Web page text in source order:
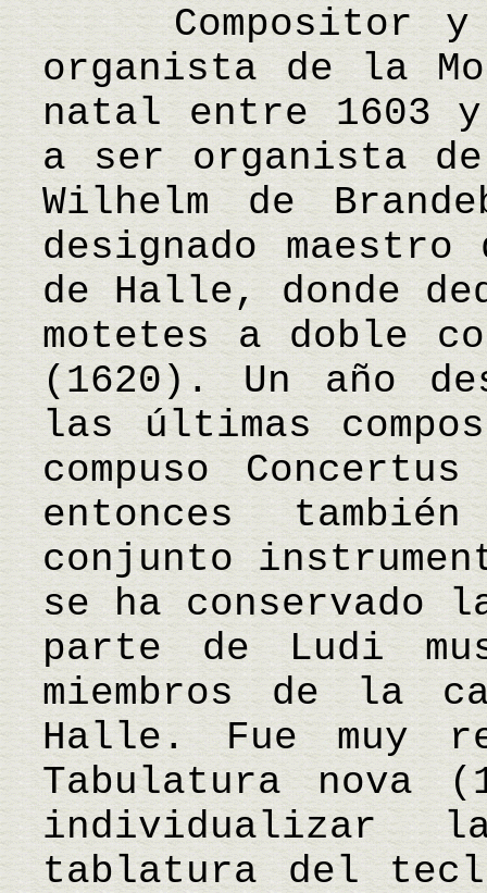
Compositor y
organista de la
natal entre 1603 y
a ser organista
Wilhelm de
designado
de Halle, donde
motetes a doble
(1620). Un año
las últimas
compuso
entonces
conjunto
se ha conservado
parte de Ludi
miembros de la
Halle. Fue muy
Tabulatura nova
individualizar
tablatura del